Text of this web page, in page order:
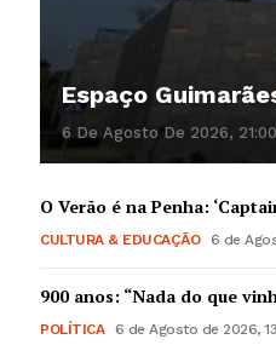
Espaço
6 De Agosto De 2026,
O Verão é na Penha:
CULTURA & EDUCAÇÃO 6 de
900 anos: “Nada do que
POLÍTICA 6 de Agosto de 2026,